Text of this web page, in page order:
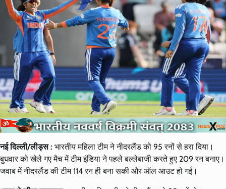
नई दिल्ली/लीड्स : भारतीय महिला टीम ने नीदरलैंड को 95 रनों से हरा दिया।
बुधवार को खेले गए मैच में टीम इंडिया ने पहले बल्लेबाजी करते हुए 209 रन बनाए।
जवाब में नीदरलैंड की टीम 114 रन ही बना सकी और ऑल आउट हो गई।